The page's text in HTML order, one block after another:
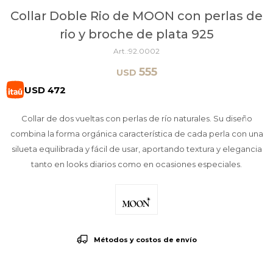
Collar Doble Rio de MOON con perlas de
rio y broche de plata 925
92.0002
USD 555
USD 472
Collar de dos vueltas con perlas de río naturales. Su diseño
combina la forma orgánica característica de cada perla con una
silueta equilibrada y fácil de usar, aportando textura y elegancia
tanto en looks diarios como en ocasiones especiales.
Métodos y costos de envío